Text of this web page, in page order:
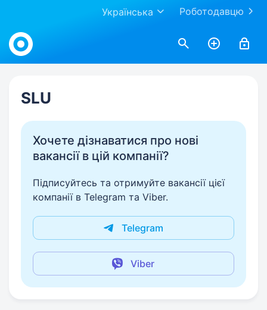
Роботодавцю
Українська
Work.ua
SLU
Хочете дізнаватися про нові
вакансії в цій компанії?
Підписуйтесь та отримуйте вакансії цієї
компанії в Telegram та Viber.
Telegram
Viber